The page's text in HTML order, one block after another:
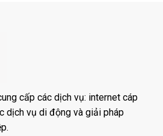
cấp các dịch vụ: internet cáp
dịch vụ di động và giải pháp